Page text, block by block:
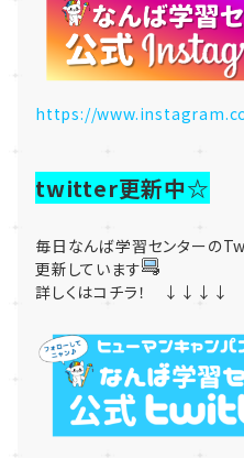
https://
twitter更新中☆
毎日なんば学習センターの
更新しています
詳しくはコチラ！ ↓↓↓↓